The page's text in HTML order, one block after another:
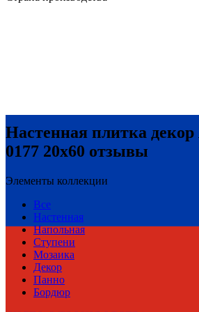
Настенная плитка
0177 20x60 отзывы
Элементы коллекции
Все
Настенная
Напольная
Ступени
Мозаика
Декор
Панно
Бордюр